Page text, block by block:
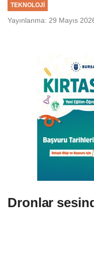
TEKNOLOJI
Yayınlanma: 29 Mayıs
Dronlar